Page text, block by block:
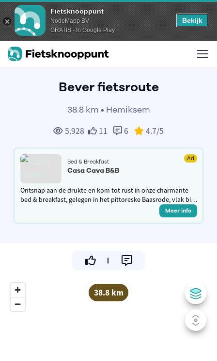
Fietsknooppunt
NodeMapp BV
GRATIS - In Google Play
Bekijk
Bever fietsroute
38.8 km • Hemiksem
5.928 11 6 4.7/5
Bed & Breakfast Ad
Casa Cava B&B
Ontsnap aan de drukte en kom tot rust in onze charmante
bed & breakfast, gelegen in het pittoreske Baasrode, vlak bij
de oevers van de Schelde. Een comfortabele tussenstop
Meer info
38.8 km